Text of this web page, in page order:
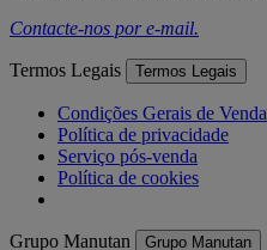
Contacte-nos pore-mail.
Termos Legais Termos Legais
Condições Gerais de Venda
Política de privacidade
Serviço pós-venda
Política de cookies
Grupo Manutan Grupo Manutan